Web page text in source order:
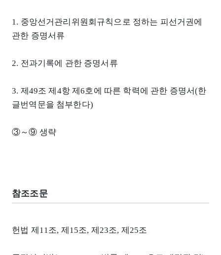
1. 중앙선거관리위원회규칙으로 정하는 피선거권에
관한 증명서류
2. 전과기록에 관한 증명서류
3. 제49조 제4항 제6호에 따른 학력에 관한 증명서(한
글번역문을 첨부한다)
③～⑨ 생략
참조조문
헌법 제11조, 제15조, 제23조, 제25조